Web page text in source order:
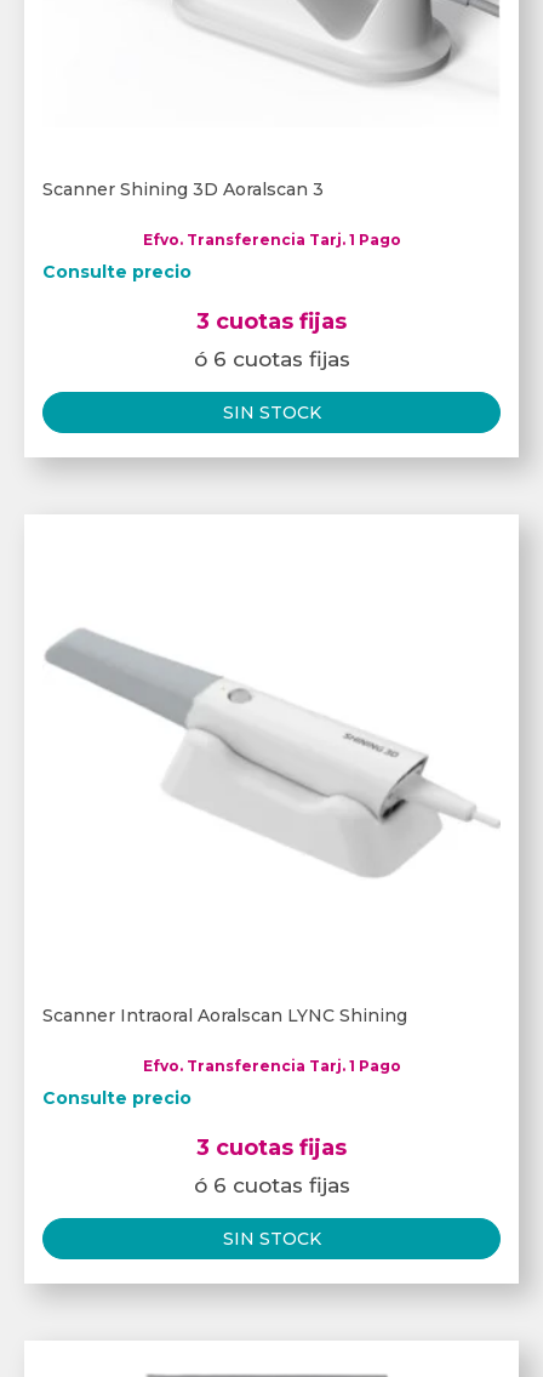
Scanner Shining 3D Aoralscan 3
Efvo. Transferencia Tarj. 1 Pago
Consulte precio
3 cuotas fijas
ó 6 cuotas fijas
SIN STOCK
Scanner Intraoral Aoralscan LYNC Shining
Efvo. Transferencia Tarj. 1 Pago
Consulte precio
3 cuotas fijas
ó 6 cuotas fijas
SIN STOCK